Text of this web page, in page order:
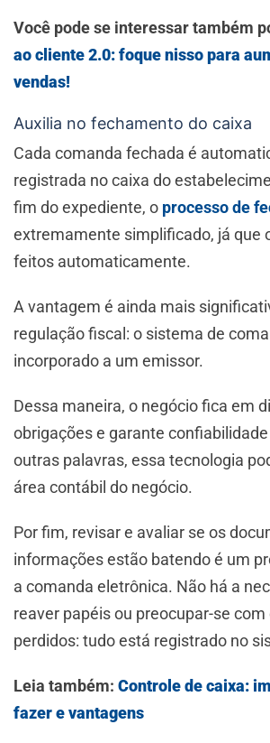
Você pode se interessar também
ao cliente 2.0: foque nisso para
vendas!
Auxilia no fechamento do caixa
Cada comanda fechada é
registrada no caixa do
fim do expediente, o processo de
extremamente simplificado, já que
feitos automaticamente.
A vantagem é ainda mais
regulação fiscal: o sistema de
incorporado a um emissor.
Dessa maneira, o negócio fica em
obrigações e garante
outras palavras, essa tecnologia
área contábil do negócio.
Por fim, revisar e avaliar se os
informações estão batendo é um
a comanda eletrônica. Não há a
reaver papéis ou preocupar-se
perdidos: tudo está registrado no
Leia também: Controle de caixa:
fazer e vantagens